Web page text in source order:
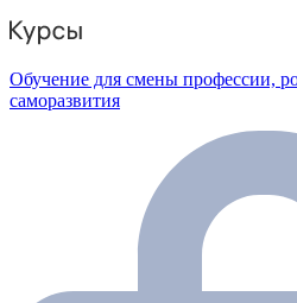
Обучение для смены профессии,
саморазвития